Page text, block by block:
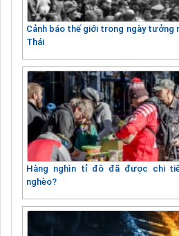
Cảnh báo thế giới trong ngày tưởng
Thái
Hàng nghìn tỉ đô đã được chi
nghèo?